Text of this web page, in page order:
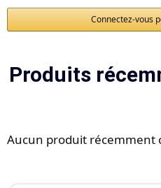
Connectez-vous
Produits
Aucun produit récemment